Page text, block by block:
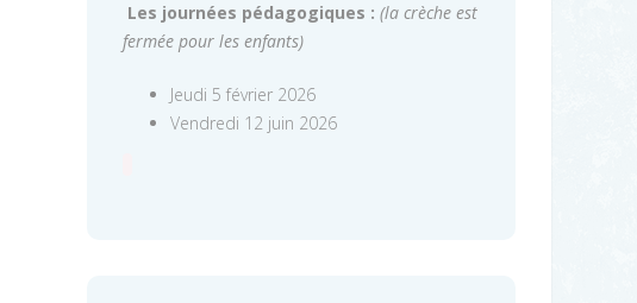
Les journées pédagogiques : (la crèche est
fermée pour les enfants)
Jeudi 5 février 2026
Vendredi 12 juin 2026